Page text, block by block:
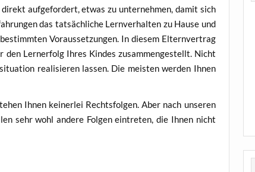
auf­ge­for­dert, etwas zu unter­neh­men, damit sich
das tat­säch­li­che Lern­ver­hal­ten zu Hau­se und
Vor­aus­set­zun­gen. In die­sem Eltern­ver­trag
Lern­erfolg Ihres Kin­des zusam­men­ge­stellt. Nicht
rea­li­sie­ren las­sen. Die meis­ten wer­den Ihnen
Ihnen kei­ner­lei Rechts­fol­gen. Aber nach unse­ren
sehr wohl ande­re Fol­gen ein­tre­ten, die Ihnen nicht